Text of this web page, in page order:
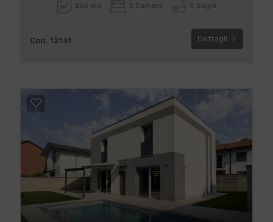
260 mq 3 Camere 5 Bagni
Cod. 12131 Dettagli